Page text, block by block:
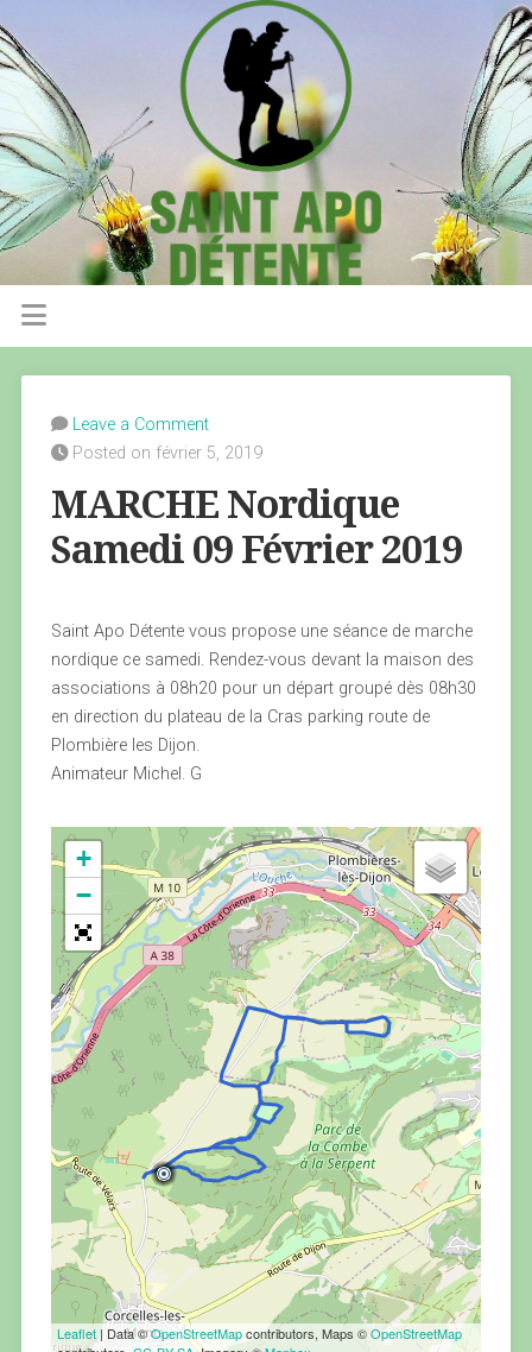
Leave a Comment
Posted on février 5, 2019
MARCHE Nordique
Samedi 09 Février 2019
Saint Apo Détente vous propose une séance de marche
nordique ce samedi. Rendez-vous devant la maison des
associations à 08h20 pour un départ groupé dès 08h30
en direction du plateau de la Cras parking route de
Plombière les Dijon.
Animateur Michel. G
+
−
Leaflet| Data ©OpenStreetMapcontributors, Maps ©OpenStreetMap